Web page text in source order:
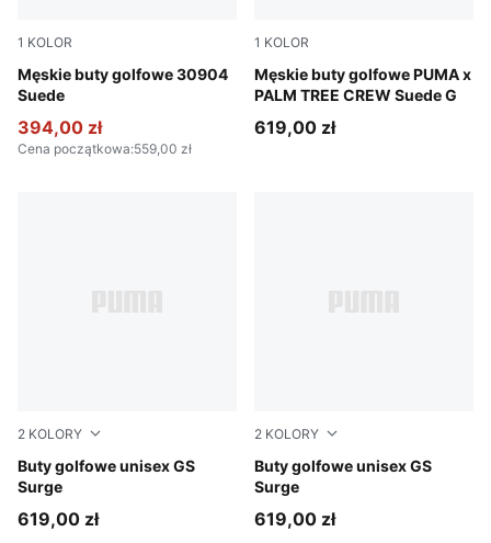
1 KOLOR
Męskie buty golfowe 30904
Suede
Warm White-Luso Green
394,00 zł
Cena początkowa:559,00 zł
1 KOLOR
Męskie buty golfowe PUMA x
PALM TREE CREW Suede G
PUMA White-Glowing Pink
619,00 zł
2 KOLORY
Buty golfowe unisex GS
Surge
PUMA Black-Warm White-PUMA Black
619,00 zł
2 KOLORY
Buty golfowe unisex GS
Surge
PUMA White-Vapor Gray-
619,00 zł